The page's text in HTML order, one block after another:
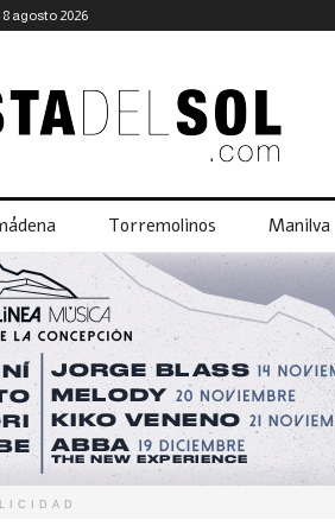
agosto 2026
Torremolinos Manilva